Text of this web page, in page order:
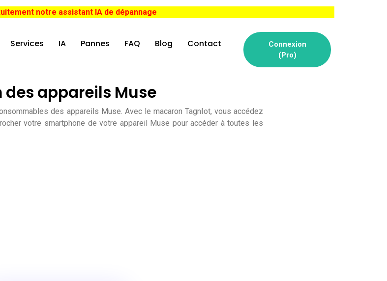
notre assistant IA de dépannage
Services IA Pannes FAQ Blog Contact
Connexion
(Pro)
appareils Muse
des appareils Muse. Avec le macaron TagnIot, vous accédez
votre smartphone de votre appareil Muse pour accéder à toutes les